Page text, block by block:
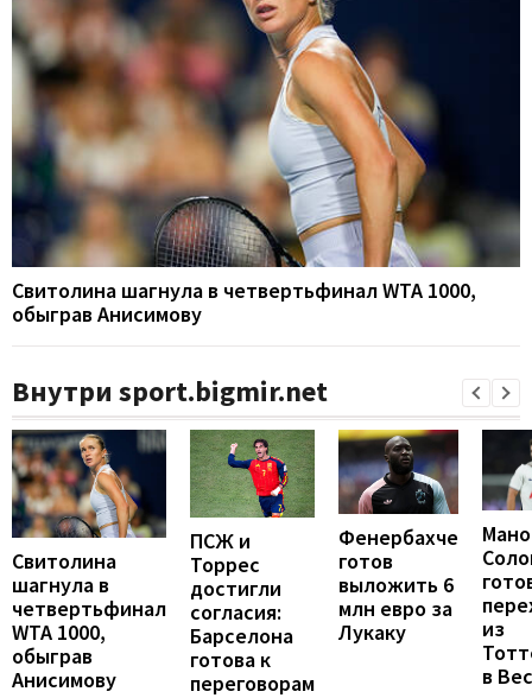
Свитолина шагнула в четвертьфинал WTA 1000,
обыграв Анисимову
Внутри sport.bigmir.net
Свитолина
шагнула в
четвертьфинал
WTA 1000,
обыграв
Анисимову
ПСЖ и
Торрес
достигли
согласия:
Барселона
готова к
переговорам
Фенербахче
готов
выложить 6
млн евро за
Лукаку
из
в